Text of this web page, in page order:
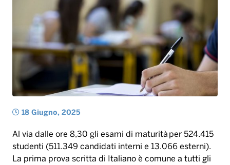
18 Giugno, 2025
Al via dalle ore 8,30 gli esami di maturità per 524.415
studenti (511.349 candidati interni e 13.066 esterni).
La prima prova scritta di Italiano è comune a tutti gli